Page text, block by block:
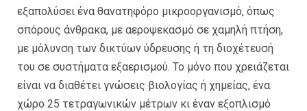
εξαπολύσει ένα θανατηφόρο μικροοργανισμό, όπως
σπόρους άνθρακα, με αεροψεκασμό σε χαμηλή πτήση,
με μόλυνση των δικτύων ύδρευσης ή τη διοχέτευσή
του σε συστήματα εξαερισμού. Το μόνο που χρειάζεται
είναι να διαθέτει γνώσεις βιολογίας ή χημείας, ένα
χώρο 25 τετραγωνικών μέτρων κι έναν εξοπλισμό